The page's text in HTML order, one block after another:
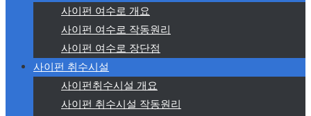
사이펀 여수로 개요
사이펀 여수로 작동원리
사이펀 여수로 장단점
사이펀 취수시설
사이펀취수시설 개요
사이펀 취수시설 작동원리